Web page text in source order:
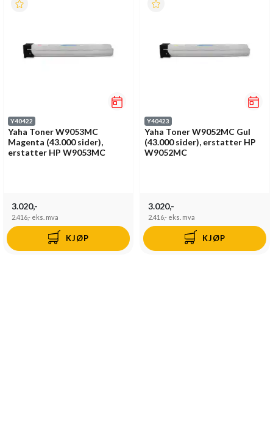
Y40422
Yaha Toner W9053MC
Magenta (43.000 sider),
erstatter HP W9053MC
3.020,-
2.416,- eks. mva
KJØP
Y40423
Yaha Toner W9052MC Gul
(43.000 sider), erstatter HP
W9052MC
3.020,-
2.416,- eks. mva
KJØP